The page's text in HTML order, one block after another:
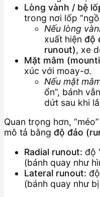
Lòng vành / bệ
trong nơi lốp
Nếu lòng
xuất hiện độ
runout), xe
Mặt mâm
xúc với moay-ơ.
Nếu mặt
ổn”, bánh
dứt sau khi
Quan trọng hơn,
mô tả bằng độ đảo
Radial runout: độ
(bánh quay như
Lateral runout:
(bánh quay như